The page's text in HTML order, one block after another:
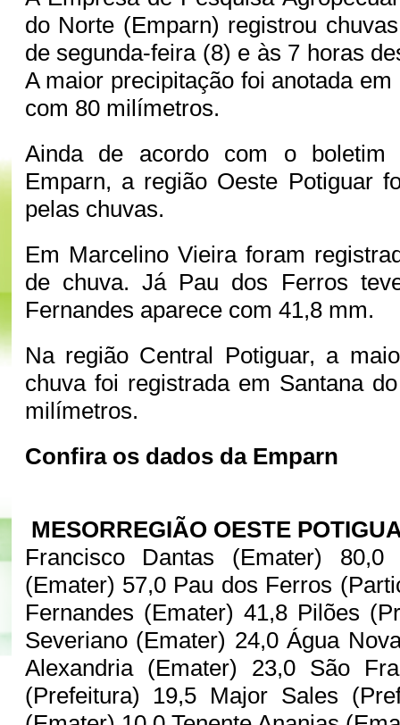
do Norte (Emparn) registrou
de segunda-feira (8) e às 7 horas
A maior precipitação foi anotada
com 80 milímetros.
Ainda de acordo com o boletim
Emparn, a região Oeste Potiguar
pelas chuvas.
Em Marcelino Vieira foram
de chuva. Já Pau dos Ferros
Fernandes aparece com 41,8 mm.
Na região Central Potiguar, a
chuva foi registrada em Santana
milímetros.
Confira os dados da Emparn
MESORREGIÃO OESTE
Francisco Dantas (Emater) 80,0
(Emater) 57,0 Pau dos Ferros
Fernandes (Emater) 41,8 Pilões
Severiano (Emater) 24,0 Água
Alexandria (Emater) 23,0 São
(Prefeitura) 19,5 Major Sales